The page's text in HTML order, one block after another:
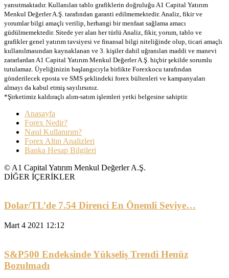
yansıtmaktadır. Kullanılan tablo grafiklerin doğruluğu A1 Capital Yatırım
Menkul Değerler A.Ş. tarafından garanti edilmemektedir. Analiz, fikir ve
yorumlar bilgi amaçlı verilip, herhangi bir menfaat sağlama amacı
güdülmemektedir. Sitede yer alan her türlü Analiz, fikir, yorum, tablo ve
grafikler genel yatırım tavsiyesi ve finansal bilgi niteliğinde olup, ticari amaçlı
kullanılmasından kaynaklanan ve 3. kişiler dahil uğranılan maddi ve manevi
zararlardan A1 Capital Yatırım Menkul Değerler A.Ş. hiçbir şekilde sorumlu
tutulamaz. Üyeliğinizin başlangıcıyla birlikte Forexkocu tarafından
gönderilecek eposta ve SMS şeklindeki forex bültenleri ve kampanyaları
almayı da kabul etmiş sayılırsınız.
*Şirketimiz kaldıraçlı alım-satım işlemleri yetki belgesine sahiptir.
Anasayfa
Forex Nedir?
Nasıl Kullanırım?
Forex Altın Analizleri
Banka Hesap Bilgileri
© A1 Capital Yatırım Menkul Değerler A.Ş.
DİĞER İÇERİKLER
Dolar/TL’de 7.54 Direnci En Önemli Seviye…
Mart 4 2021 12:12
S&P500 Endeksinde Yükseliş Trendi Henüz
Bozulmadı